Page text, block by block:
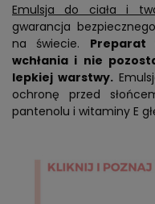
Emulsja do ciała i
gwarancja
na świecie.
wchłania i nie
lepkiej warstwy.
ochronę przed
pantenolu i witaminy E